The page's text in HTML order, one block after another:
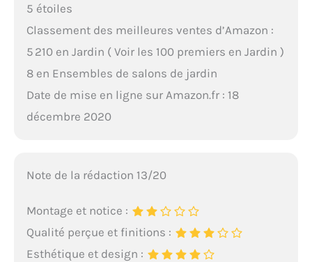
5 étoiles
Classement des meilleures ventes d’Amazon :
5 210 en Jardin ( Voir les 100 premiers en Jardin )
8 en Ensembles de salons de jardin
Date de mise en ligne sur Amazon.fr : 18
décembre 2020
Note de la rédaction 13/20
Montage et notice :
Qualité perçue et finitions :
Esthétique et design :